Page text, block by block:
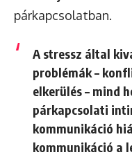
párkapcsolatban.
A stressz által
problémák –
elkerülés – mind
párkapcsolati
kommunikáció
kommunikáció a